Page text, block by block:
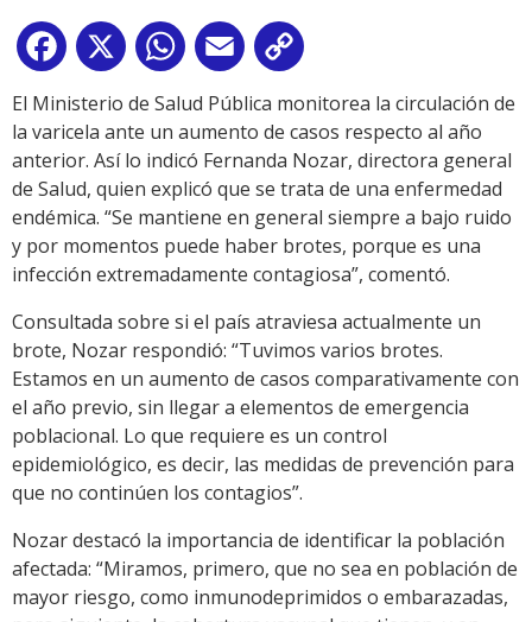
Facebook
X WhatsApp
Email
Link
El Ministerio de Salud Pública monitorea la circulación de
la varicela ante un aumento de casos respecto al año
anterior. Así lo indicó Fernanda Nozar, directora general
de Salud, quien explicó que se trata de una enfermedad
endémica. “Se mantiene en general siempre a bajo ruido
y por momentos puede haber brotes, porque es una
infección extremadamente contagiosa”, comentó.
Consultada sobre si el país atraviesa actualmente un
brote, Nozar respondió: “Tuvimos varios brotes.
Estamos en un aumento de casos comparativamente con
el año previo, sin llegar a elementos de emergencia
poblacional. Lo que requiere es un control
epidemiológico, es decir, las medidas de prevención para
que no continúen los contagios”.
Nozar destacó la importancia de identificar la población
afectada: “Miramos, primero, que no sea en población de
mayor riesgo, como inmunodeprimidos o embarazadas,